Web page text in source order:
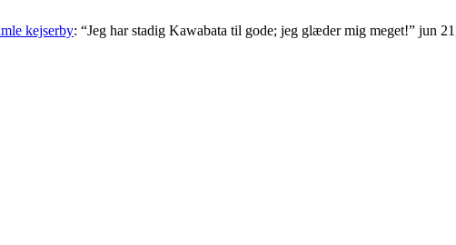
kejserby: “Jeg har stadig Kawabata til gode; jeg glæder mig meget!” jun